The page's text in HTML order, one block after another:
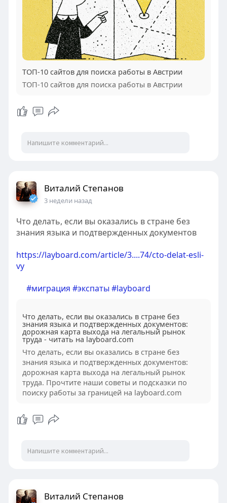
ТОП-10 сайтов для поиска работы в Австрии
ТОП-10 сайтов для поиска работы в Австрии
Виталий Степанов
3 недели назад
Что делать, если вы оказались в стране без
знания языка и подтвержденных документов
https://layboard.com/article/3....74/cto-delat-esli-
vy
#миграция #экспаты #layboard
Что делать, если вы оказались в стране без
знания языка и подтвержденных документов:
дорожная карта выхода на легальный рынок
труда - читать на layboard.com
Что делать, если вы оказались в стране без
знания языка и подтвержденных документов:
дорожная карта выхода на легальный рынок
труда. Прочтите наши советы и подсказки по
поиску работы за границей на layboard.com
Виталий Степанов